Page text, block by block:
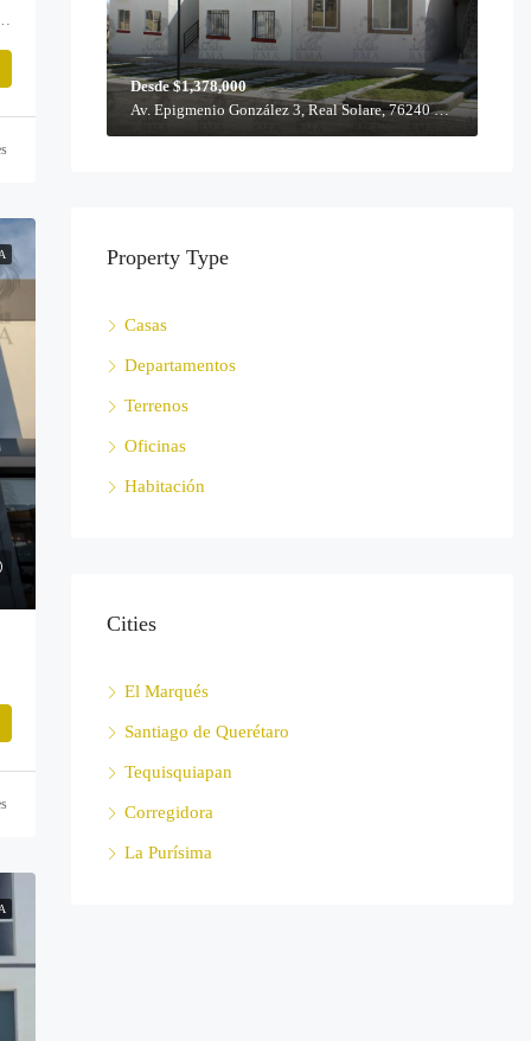
de Querétaro, Qro.
Desde $1,378,000
Av. Epigmenio González 3, Real Solare, 76240 Querétaro, Qro.
Property Type
Casas
Departamentos
Terrenos
Oficinas
Habitación
Cities
El Marqués
Santiago de Querétaro
Tequisquiapan
Corregidora
La Purísima